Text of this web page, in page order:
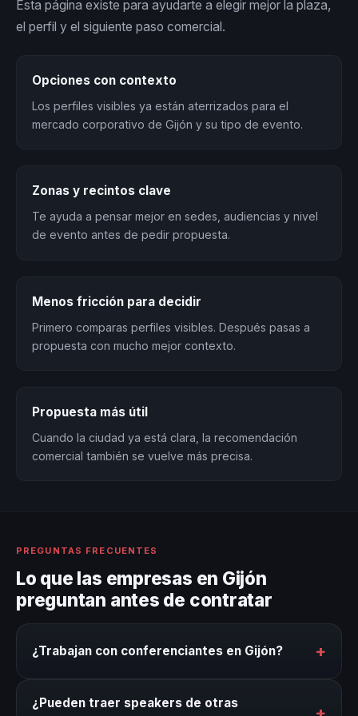
Esta página existe para ayudarte a elegir mejor la plaza,
el perfil y el siguiente paso comercial.
Opciones con contexto
Los perfiles visibles ya están aterrizados para el
mercado corporativo de Gijón y su tipo de evento.
Zonas y recintos clave
Te ayuda a pensar mejor en sedes, audiencias y nivel
de evento antes de pedir propuesta.
Menos fricción para decidir
Primero comparas perfiles visibles. Después pasas a
propuesta con mucho mejor contexto.
Propuesta más útil
Cuando la ciudad ya está clara, la recomendación
comercial también se vuelve más precisa.
PREGUNTAS FRECUENTES
Lo que las empresas en Gijón
preguntan antes de contratar
¿Trabajan con conferenciantes en Gijón? +
disponibles para eventos en Gijón. Coordinamos
¿Pueden traer speakers de otras